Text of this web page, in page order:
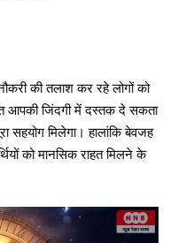
की तलाश कर रहे लोगों को
आपकी जिंदगी में दस्तक दे सकता
सहयोग मिलेगा। हालांकि बेवजह
को मानसिक राहत मिलने के